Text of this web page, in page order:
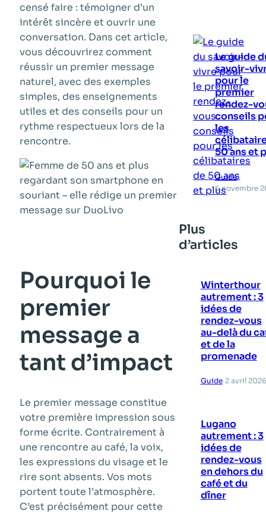
censé faire : témoigner d’un
intérêt sincère et ouvrir une
conversation. Dans cet article,
vous découvrirez comment
réussir un premier message
naturel, avec des exemples
simples, des enseignements
utiles et des conseils pour un
rythme respectueux lors de la
rencontre.
Pourquoi le
premier
message a
tant d’impact
Le premier message constitue
votre première impression sous
forme écrite. Contrairement à
une rencontre au café, la voix,
les expressions du visage et le
rire sont absents. Vos mots
portent toute l’atmosphère.
C’est précisément pour cette
Le guide
savoir-
pour le
premier
rendez-
conseils
les
50 ans et
Guide
6 novembre
Plus
d’articles
Winterthour
autrement : 3
idées de
rendez-vous
au-delà du
et de la
promenade
Guide 2 avril 2026
Lugano
autrement : 3
idées de
rendez-vous
en dehors du
café et du
dîner